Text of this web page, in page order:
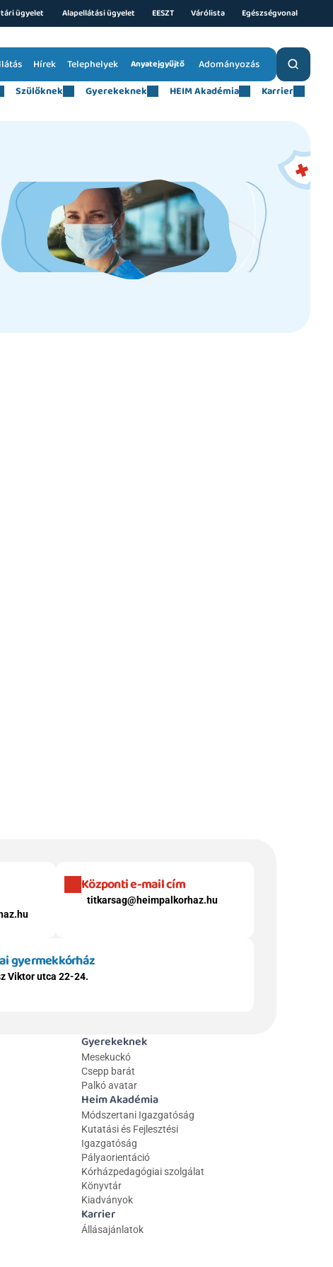
ügyelet Alapellátási ügyelet EESZT Várólista Egészségvonal
Telephelyek Anyatejgyűjtő Adományozás
Hírek
Szülőknek Gyerekeknek HEIM Akadémia Karrier
Központi e-mail cím
titkarsag@heimpalkorhaz.hu
gyermekkórház
Viktor utca 22-24.
Gyerekeknek
Mesekuckó
Csepp barát
Palkó avatar
Heim Akadémia
Módszertani Igazgatóság
Kutatási és Fejlesztési
Igazgatóság
Pályaorientáció
Kórházpedagógiai szolgálat
Könyvtár
Kiadványok
Karrier
Állásajánlatok